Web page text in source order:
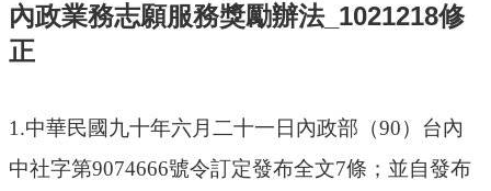
認
識
志
工
內政業務志願服務獎勵辦法_1021218修
正
1.中華民國九十年六月二十一日內政部（90）台內
中社字第9074666號令訂定發布全文7條；並自發布